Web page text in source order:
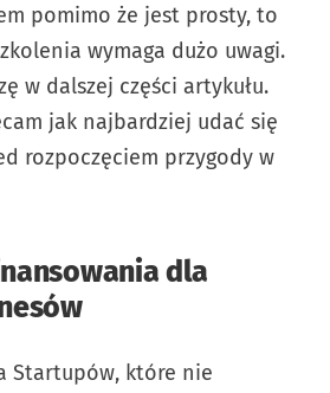
pomimo że jest prosty, to
wymaga dużo uwagi.
w dalszej części artykułu.
jak najbardziej udać się
rozpoczęciem przygody w
dla
Startupów, które nie